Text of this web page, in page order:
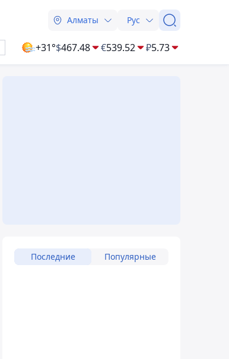
Алматы Рус
+31°$467.48 €539.52 ₽5.73
Последние Популярные